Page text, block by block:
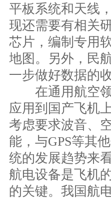
平板系统和天线
现还需要有相关
芯片，编制专用
地图。另外，民
一步做好数据的
在通用航空领
应用到国产飞机
考虑要求波音、
能，与GPS等其
统的发展趋势来
航电设备是飞机
的关键。我国航